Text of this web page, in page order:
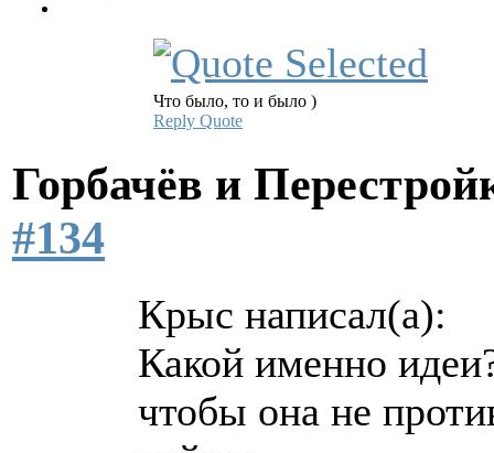
Что было, то и было )
Reply Quote
Горбачёв и
#134
Крыс написал(а):
Какой именно
чтобы она не